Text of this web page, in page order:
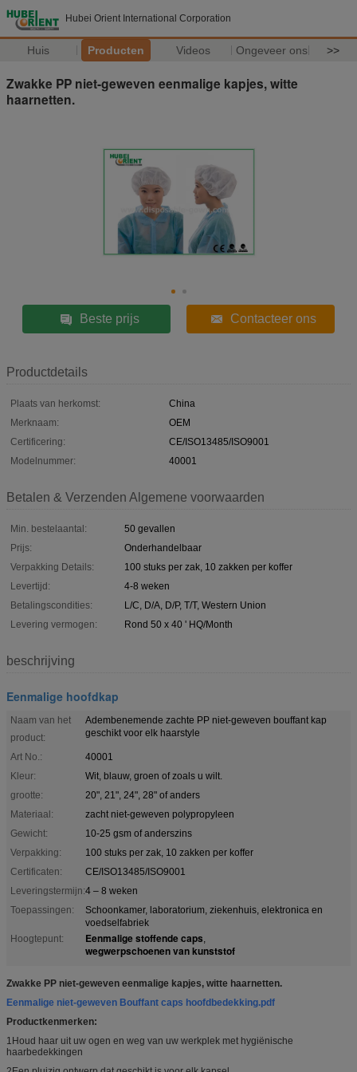
Hubei Orient International Corporation
Huis Producten Videos Ongeveer ons >>
Zwakke PP niet-geweven eenmalige kapjes, witte
haarnetten.
Beste prijs Contacteer ons
Productdetails
Plaats van herkomst:
China
Merknaam:
OEM
Certificering:
CE/ISO13485/ISO9001
Modelnummer:
40001
Betalen & Verzenden Algemene voorwaarden
Min. bestelaantal:
50 gevallen
Prijs:
Onderhandelbaar
Verpakking Details:
100 stuks per zak, 10 zakken per koffer
Levertijd:
4-8 weken
Betalingscondities:
L/C, D/A, D/P, T/T, Western Union
Levering vermogen:
Rond 50 x 40 ' HQ/Month
beschrijving
Eenmalige hoofdkap
Naam van het
product:
Adembenemende zachte PP niet-geweven bouffant kap
geschikt voor elk haarstyle
Art No.:
40001
Kleur:
Wit, blauw, groen of zoals u wilt.
grootte:
20", 21", 24", 28" of anders
Materiaal:
zacht niet-geweven polypropyleen
Gewicht:
10-25 gsm of anderszins
Verpakking:
100 stuks per zak, 10 zakken per koffer
Certificaten:
CE/ISO13485/ISO9001
Leveringstermijn:4 – 8 weken
Toepassingen:
Schoonkamer, laboratorium, ziekenhuis, elektronica en
voedselfabriek
Hoogtepunt:
Eenmalige stoffende caps,
wegwerpschoenen van kunststof
Zwakke PP niet-geweven eenmalige kapjes, witte haarnetten.
Eenmalige niet-geweven Bouffant caps hoofdbedekking.pdf
Productkenmerken:
1Houd haar uit uw ogen en weg van uw werkplek met hygiënische
haarbedekkingen